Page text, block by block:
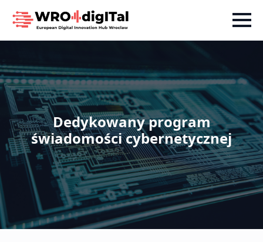
Dedykowany program
świadomości cybernetycznej